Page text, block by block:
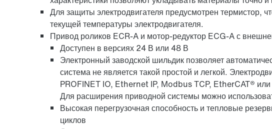
Для защиты электродвигателя предусмотрен термистор,
текущей температуры электродвигателя.
Привод роликов ECR-A и мотор-редуктор ECG-A с
Доступен в версиях 24 В или 48 В
Электронный заводской шильдик позволяет
система не является такой простой и легкой.
PROFINET IO, Ethernet IP, Modbus TCP, EtherCAT®
Для расширения приводной системы можно
Высокая перегрузочная способность и тепловые
циклов